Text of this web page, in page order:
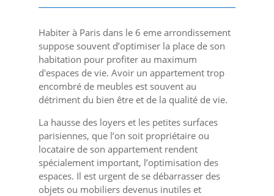
Habiter à Paris dans le 6 eme arrondissement
suppose souvent d’optimiser la place de son
habitation pour profiter au maximum
d'espaces de vie. Avoir un appartement trop
encombré de meubles est souvent au
détriment du bien être et de la qualité de vie.
La hausse des loyers et les petites surfaces
parisiennes, que l’on soit propriétaire ou
locataire de son appartement rendent
spécialement important, l’optimisation des
espaces. Il est urgent de se débarrasser des
objets ou mobiliers devenus inutiles et